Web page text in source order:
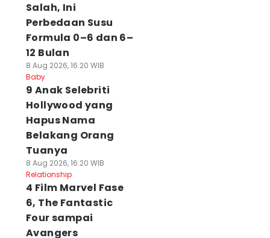
Salah, Ini
Perbedaan Susu
Formula 0–6 dan 6–
12 Bulan
8 Aug 2026, 16:20 WIB
Baby
9 Anak Selebriti
Hollywood yang
Hapus Nama
Belakang Orang
Tuanya
8 Aug 2026, 16:20 WIB
Relationship
4 Film Marvel Fase
6, The Fantastic
Four sampai
Avangers